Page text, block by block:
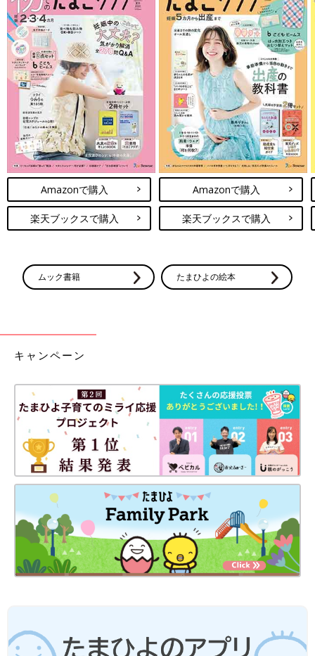
出典：Instagramアカウント「yusura0846」
最近ダイソーで話題になっているのが、「おさかな観察ケース」
です。水の中で目を開けることや潜ることに抵抗があっても、こ
れさえあれば気軽に水の中をのぞけます！川や海で見つけた生き
物を入れておける蓋付きのスペースもあり、夏のレジャーで活躍
しそうですね！
Amazonで購入
楽天ブックスで購入
Amazonで購入
楽天ブックスで購入
ムック書籍 たまひよの絵本
キャンペーン